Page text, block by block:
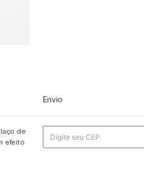
de
efeito
Envio